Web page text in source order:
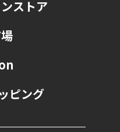
ストア
ピング